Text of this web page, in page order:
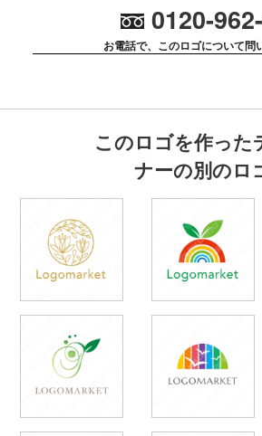
0120-
お電話で、このロゴについて問
このロゴを作った
ナーの別のロ